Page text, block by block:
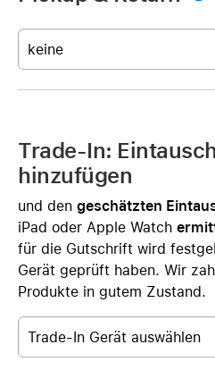
keine
Trade-In:
hinzufügen
und den geschätzten
iPad oder Apple Watch
für die Gutschrift wird
Gerät geprüft haben. Wir
Produkte in gutem Zustand.
Trade-In Gerät auswählen